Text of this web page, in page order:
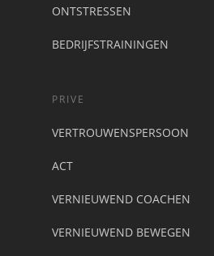
ONTSTRESSEN
BEDRIJFSTRAININGEN
PRIVE
VERTROUWENSPERSOON
ACT
VERNIEUWEND COACHEN
VERNIEUWEND BEWEGEN